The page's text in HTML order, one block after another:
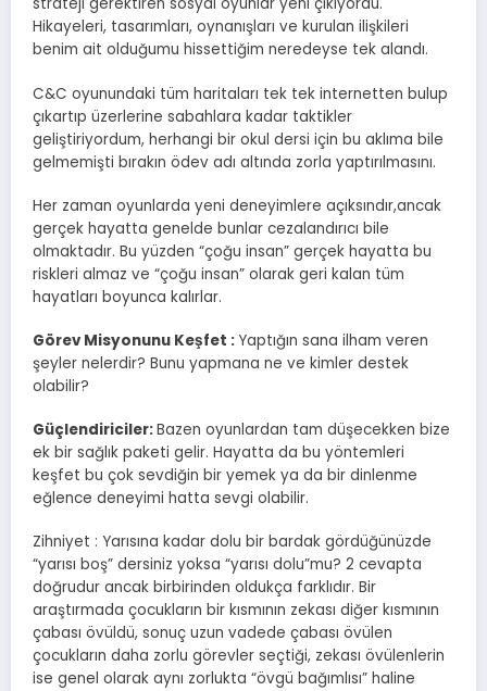
strateji gerektiren sosyal oyunlar yeni çıkıyordu.
Hikayeleri, tasarımları, oynanışları ve kurulan ilişkileri
benim ait olduğumu hissettiğim neredeyse tek alandı.
C&C oyunundaki tüm haritaları tek tek internetten bulup
çıkartıp üzerlerine sabahlara kadar taktikler
geliştiriyordum, herhangi bir okul dersi için bu aklıma bile
gelmemişti bırakın ödev adı altında zorla yaptırılmasını.
Her zaman oyunlarda yeni deneyimlere açıksındır,ancak
gerçek hayatta genelde bunlar cezalandırıcı bile
olmaktadır. Bu yüzden “çoğu insan” gerçek hayatta bu
riskleri almaz ve “çoğu insan” olarak geri kalan tüm
hayatları boyunca kalırlar.
Görev Misyonunu Keşfet : Yaptığın sana ilham veren
şeyler nelerdir? Bunu yapmana ne ve kimler destek
olabilir?
Güçlendiriciler:Bazen oyunlardan tam düşecekken bize
ek bir sağlık paketi gelir. Hayatta da bu yöntemleri
keşfet bu çok sevdiğin bir yemek ya da bir dinlenme
eğlence deneyimi hatta sevgi olabilir.
Zihniyet : Yarısına kadar dolu bir bardak gördüğünüzde
“yarısı boş” dersiniz yoksa “yarısı dolu”mu? 2 cevapta
doğrudur ancak birbirinden oldukça farklıdır. Bir
araştırmada çocukların bir kısmının zekası diğer kısmının
çabası övüldü, sonuç uzun vadede çabası övülen
çocukların daha zorlu görevler seçtiği, zekası övülenlerin
ise genel olarak aynı zorlukta “övgü bağımlısı” haline